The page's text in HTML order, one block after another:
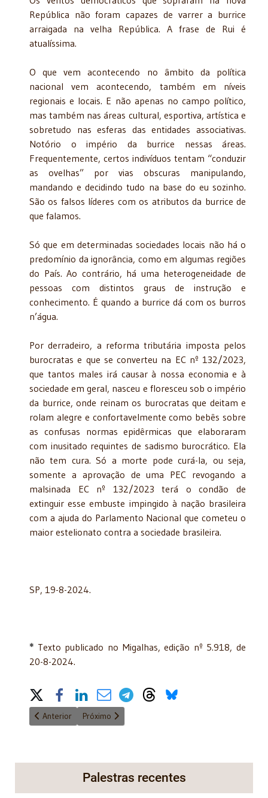
República não foram capazes de varrer a burrice
arraigada na velha República. A frase de Rui é
atualíssima.
O que vem acontecendo no âmbito da política
nacional vem acontecendo, também em níveis
regionais e locais. E não apenas no campo político,
mas também nas áreas cultural, esportiva, artística e
sobretudo nas esferas das entidades associativas.
Notório o império da burrice nessas áreas.
Frequentemente, certos indivíduos tentam “conduzir
as ovelhas” por vias obscuras manipulando,
mandando e decidindo tudo na base do eu sozinho.
São os falsos líderes com os atributos da burrice de
que falamos.
Só que em determinadas sociedades locais não há o
predomínio da ignorância, como em algumas regiões
do País. Ao contrário, há uma heterogeneidade de
pessoas com distintos graus de instrução e
conhecimento. É quando a burrice dá com os burros
n’água.
Por derradeiro, a reforma tributária imposta pelos
burocratas e que se converteu na EC nº 132/2023,
que tantos males irá causar à nossa economia e à
sociedade em geral, nasceu e floresceu sob o império
da burrice, onde reinam os burocratas que deitam e
rolam alegre e confortavelmente como bebês sobre
as confusas normas epidêrmicas que elaboraram
com inusitado requintes de sadismo burocrático. Ela
não tem cura. Só a morte pode curá-la, ou seja,
somente a aprovação de uma PEC revogando a
malsinada EC nº 132/2023 terá o condão de
extinguir esse embuste impingido à nação brasileira
com a ajuda do Parlamento Nacional que cometeu o
maior estelionato contra a sociedade brasileira.
SP, 19-8-2024.
* Texto publicado no Migalhas, edição nº 5.918, de
20-8-2024.
Share on Social Media
Artigo anterior: Interferência do Congresso no STF fere a
Anterior Próximo artigo: Emendas Parlamentares
Próximo
Palestras recentes